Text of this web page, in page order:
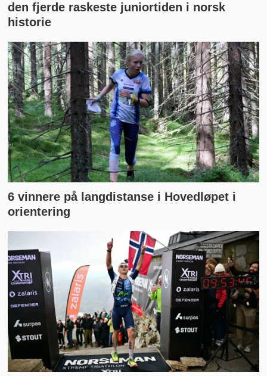
den fjerde raskeste juniortiden i norsk
historie
6 vinnere på langdistanse i Hovedløpet i
orientering